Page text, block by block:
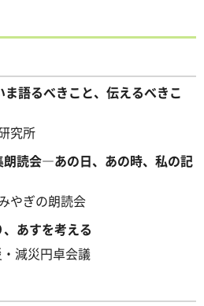
語るべきこと、伝えるべきこ
究所
朗読会―あの日、あの時、私の記
やぎの朗読会
あすを考える
減災円卓会議